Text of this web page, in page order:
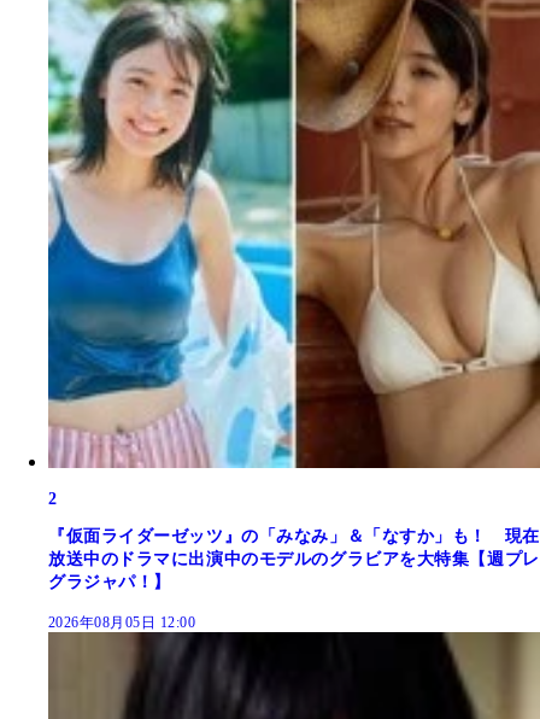
2
『仮面ライダーゼッツ』の「みなみ」＆「なすか」も！ 現在
放送中のドラマに出演中のモデルのグラビアを大特集【週プレ
グラジャパ！】
2026年08月05日 12:00